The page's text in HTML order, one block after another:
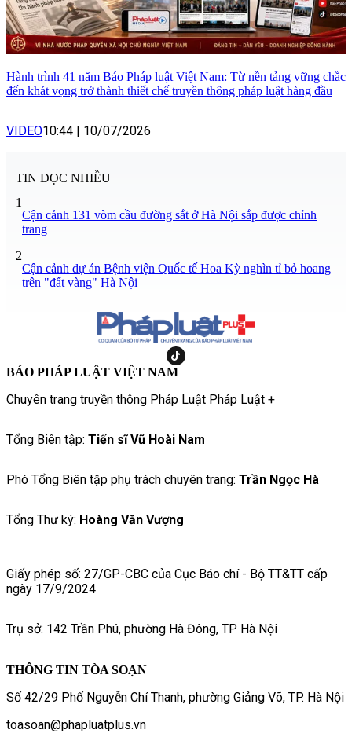
Hành trình 41 năm Báo Pháp luật Việt Nam: Từ nền tảng vững chắc
đến khát vọng trở thành thiết chế truyền thông pháp luật hàng đầu
VIDEO10:44 | 10/07/2026
TIN ĐỌC NHIỀU
1
Cận cảnh 131 vòm cầu đường sắt ở Hà Nội sắp được chỉnh
trang
2
Cận cảnh dự án Bệnh viện Quốc tế Hoa Kỳ nghìn tỉ bỏ hoang
trên "đất vàng" Hà Nội
BÁO PHÁP LUẬT VIỆT NAM
Chuyên trang truyền thông Pháp Luật Pháp Luật +
Tổng Biên tập: Tiến sĩ Vũ Hoài Nam
Phó Tổng Biên tập phụ trách chuyên trang: Trần Ngọc Hà
Tổng Thư ký: Hoàng Văn Vượng
Giấy phép số: 27/GP-CBC của Cục Báo chí - Bộ TT&TT cấp
ngày 17/9/2024
Trụ sở: 142 Trần Phú, phường Hà Đông, TP Hà Nội
THÔNG TIN TÒA SOẠN
Số 42/29 Phố Nguyễn Chí Thanh, phường Giảng Võ, TP. Hà Nội
toasoan@phapluatplus.vn